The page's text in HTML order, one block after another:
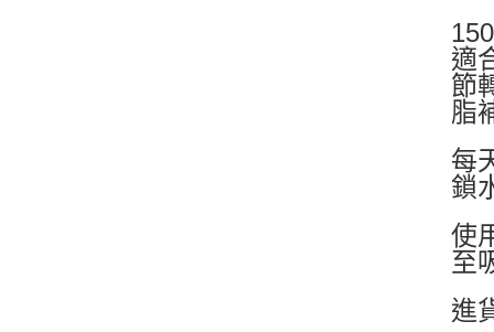
適
節
脂
每
鎖
使
至
進